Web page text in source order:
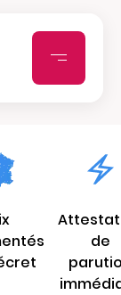
de